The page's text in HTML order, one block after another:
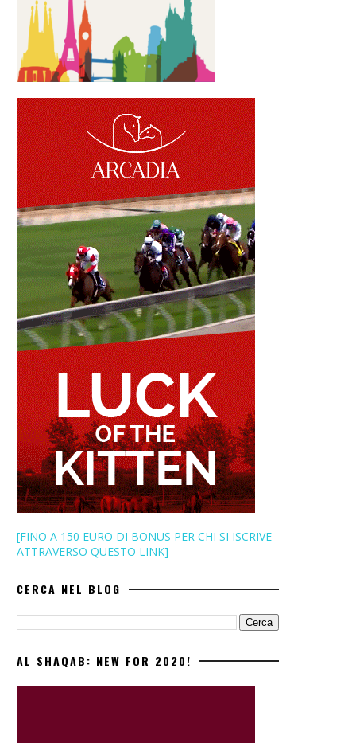
[FINO A 150 EURO DI BONUS PER CHI SI ISCRIVE
ATTRAVERSO QUESTO LINK]
CERCA NEL BLOG
AL SHAQAB: NEW FOR 2020!